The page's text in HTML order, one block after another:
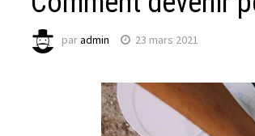
paradmin 23 mars 2021